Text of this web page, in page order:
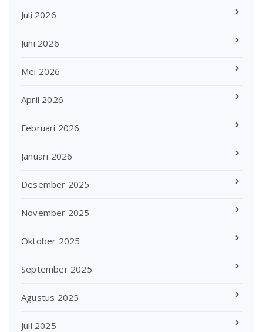
Juli 2026
Juni 2026
Mei 2026
April 2026
Februari 2026
Januari 2026
Desember 2025
November 2025
Oktober 2025
September 2025
Agustus 2025
Juli 2025